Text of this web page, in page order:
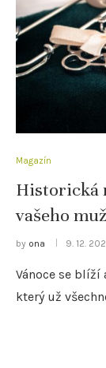
Magazín
Historická
vašeho
by ona 9. 12.
Vánoce se blíží
který už